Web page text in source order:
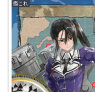
艦これ